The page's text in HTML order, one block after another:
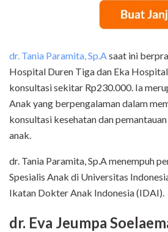
dr. Tania Paramita, Sp.A saat ini
Hospital Duren Tiga dan Eka
konsultasi sekitar Rp230.000. Ia
Anak yang berpengalaman dalam
konsultasi kesehatan dan
anak.
dr. Tania Paramita, Sp.A menempuh
Spesialis Anak di Universitas
Ikatan Dokter Anak Indonesia (IDAI).
dr. Eva Jeumpa